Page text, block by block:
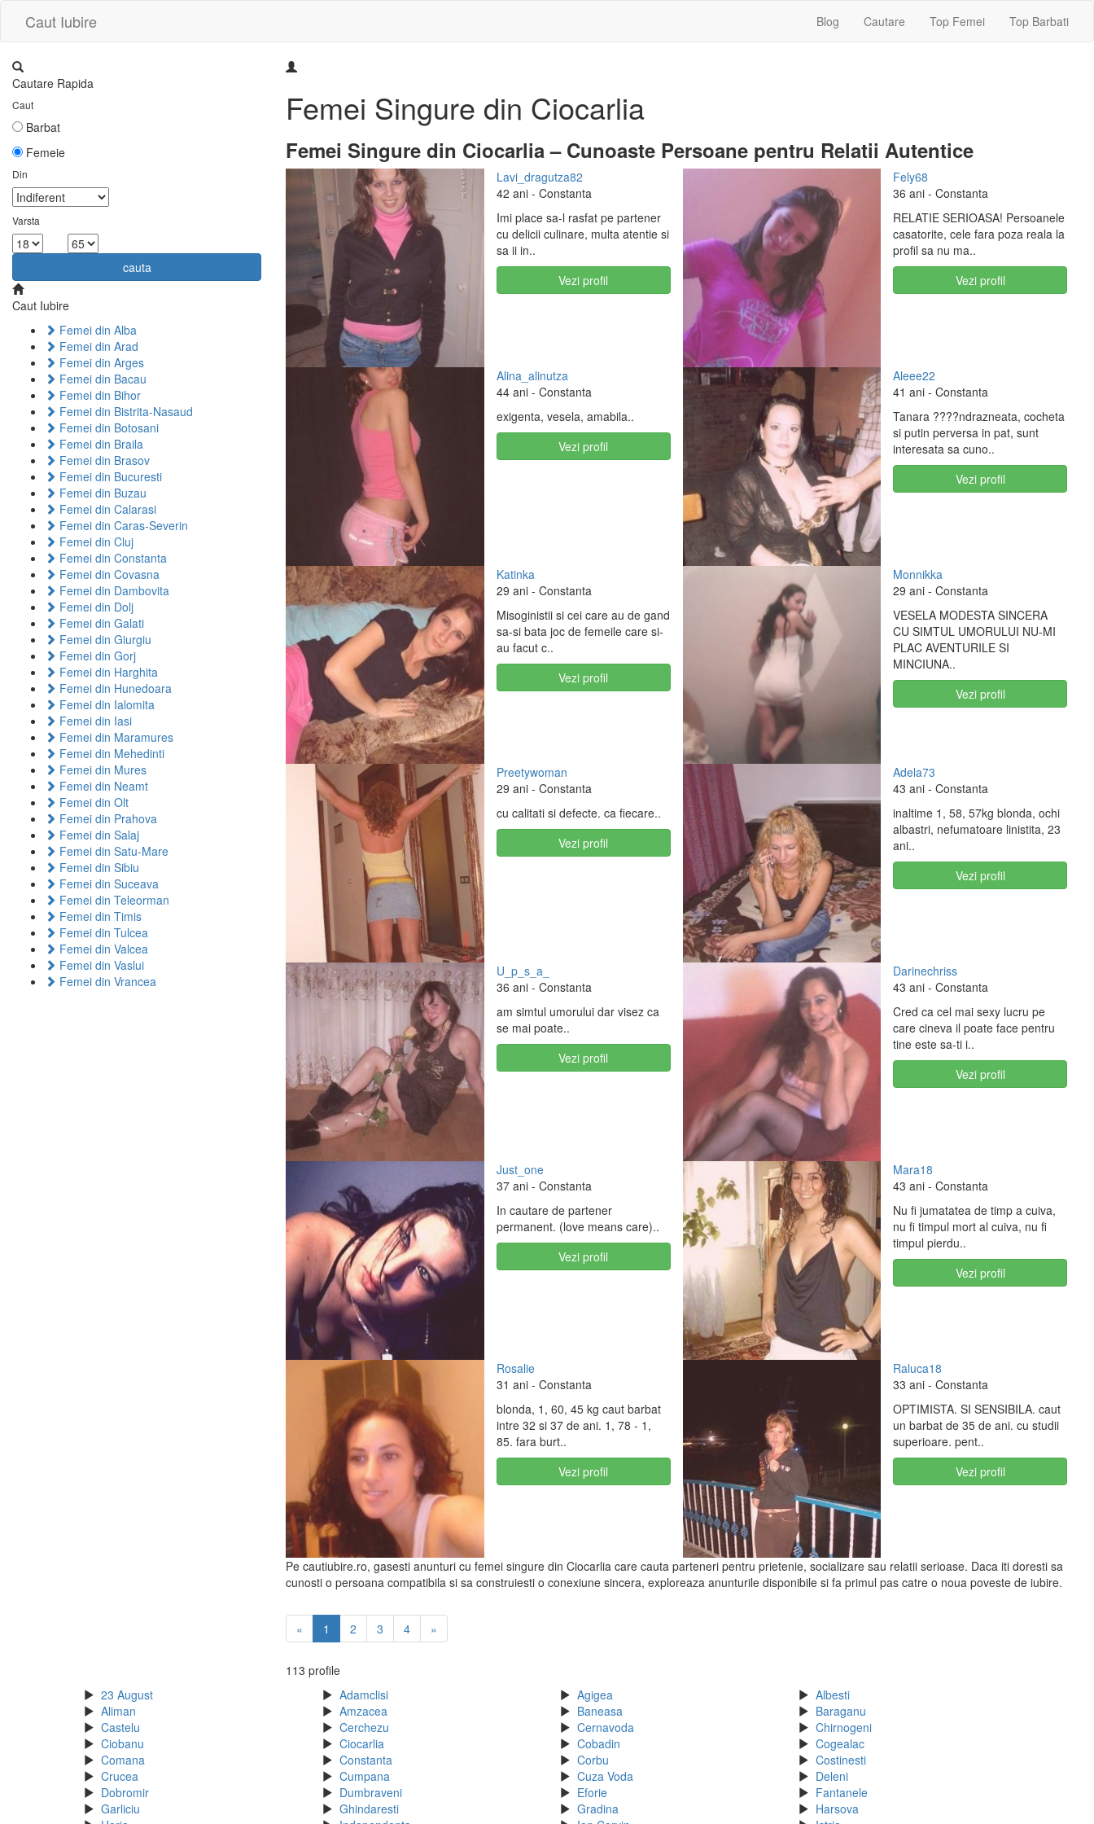
Caut Iubire Blog Cautare Top Femei Top Barbati
Cautare Rapida
Caut
Barbat
Femeie
Din
Varsta
cauta
Caut Iubire
Femei din Alba
Femei din Arad
Femei din Arges
Femei din Bacau
Femei din Bihor
Femei din Bistrita-Nasaud
Femei din Botosani
Femei din Braila
Femei din Brasov
Femei din Bucuresti
Femei din Buzau
Femei din Calarasi
Femei din Caras-Severin
Femei din Cluj
Femei din Constanta
Femei din Covasna
Femei din Dambovita
Femei din Dolj
Femei din Galati
Femei din Giurgiu
Femei din Gorj
Femei din Harghita
Femei din Hunedoara
Femei din Ialomita
Femei din Iasi
Femei din Maramures
Femei din Mehedinti
Femei din Mures
Femei din Neamt
Femei din Olt
Femei din Prahova
Femei din Salaj
Femei din Satu-Mare
Femei din Sibiu
Femei din Suceava
Femei din Teleorman
Femei din Timis
Femei din Tulcea
Femei din Valcea
Femei din Vaslui
Femei din Vrancea
Femei Singure din Ciocarlia
Femei Singure din Ciocarlia – Cunoaste Persoane pentru Relatii Autentice
Lavi_dragutza82
42 ani- Constanta
Imi place sa-l rasfat pe partener
cu delicii culinare, multa atentie si
sa ii in..
Vezi profil
Fely68
36 ani - Constanta
RELATIE SERIOASA! Persoanele
casatorite, cele fara poza reala la
profil sa nu ma..
Vezi profil
Alina_alinutza
44 ani- Constanta
exigenta, vesela, amabila..
Vezi profil
Aleee22
41 ani - Constanta
Tanara ????ndrazneata, cocheta
si putin perversa in pat, sunt
interesata sa cuno..
Vezi profil
Katinka
29 ani- Constanta
Misoginistii si cei care au de gand
sa-si bata joc de femeile care si-
au facut c..
Vezi profil
Monnikka
29 ani - Constanta
VESELA MODESTA SINCERA
CU SIMTUL UMORULUI NU-MI
PLAC AVENTURILE SI
MINCIUNA..
Vezi profil
Preetywoman
29 ani- Constanta
cu calitati si defecte. ca fiecare..
Vezi profil
Adela73
43 ani - Constanta
inaltime 1, 58, 57kg blonda, ochi
albastri, nefumatoare linistita, 23
ani..
Vezi profil
U_p_s_a_
36 ani- Constanta
am simtul umorului dar visez ca
se mai poate..
Vezi profil
Darinechriss
43 ani - Constanta
Cred ca cel mai sexy lucru pe
care cineva il poate face pentru
tine este sa-ti i..
Vezi profil
Just_one
37 ani- Constanta
In cautare de partener
permanent. (love means care)..
Vezi profil
Mara18
43 ani - Constanta
Nu fi jumatatea de timp a cuiva,
nu fi timpul mort al cuiva, nu fi
timpul pierdu..
Vezi profil
Rosalie
31 ani- Constanta
blonda, 1, 60, 45 kg caut barbat
intre 32 si 37 de ani. 1, 78 - 1,
85. fara burt..
Vezi profil
Raluca18
33 ani - Constanta
OPTIMISTA. SI SENSIBILA. caut
un barbat de 35 de ani. cu studii
superioare. pent..
Vezi profil
Pe cautiubire.ro, gasesti anunturi cu femei singure din Ciocarlia care cauta parteneri pentru prietenie, socializare sau relatii serioase. Daca iti doresti sa
cunosti o persoana compatibila si sa construiesti o conexiune sincera, exploreaza anunturile disponibile si fa primul pas catre o noua poveste de iubire.
« 1 2 3 4 »
113 profile
23 August
Adamclisi Agigea
Albesti
Aliman
Amzacea Baneasa
Baraganu
Castelu
Cerchezu Cernavoda
Chirnogeni
Ciobanu
Ciocarlia Cobadin
Cogealac
Comana
Constanta Corbu
Costinesti
Crucea
Cumpana Cuza Voda
Deleni
Dobromir
Dumbraveni Eforie
Fantanele
Garliciu
Ghindaresti Gradina
Harsova